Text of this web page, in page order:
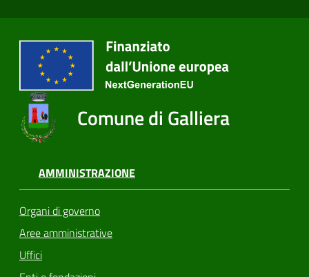
Comune di Galliera
AMMINISTRAZIONE
Organi di governo
Aree amministrative
Uffici